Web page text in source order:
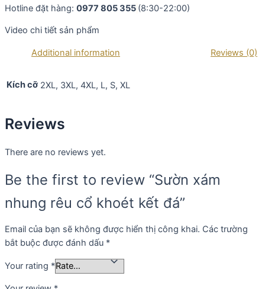
cổ
kết
Hotline đặt hàng: 0977 805 355 (8:30-22:00)
Video chi tiết sản phẩm
Additional information Reviews (0)
Kích cỡ 2XL, 3XL, 4XL, L, S, XL
Reviews
There are no reviews yet.
Be the first to review “Sườn xám
nhung rêu cổ khoét kết đá”
Email của bạn sẽ không được hiển thị công khai. Các trường
bắt buộc được đánh dấu *
Your rating *